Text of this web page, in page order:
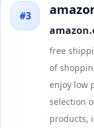
#3
free
of
enjoy low
selection
products,